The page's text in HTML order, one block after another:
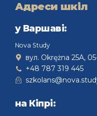
Адреси шкіл
у Варшаві:
Nova Study
вул. Okrężna 25A,
+48 787 319 445
на Кіпрі: